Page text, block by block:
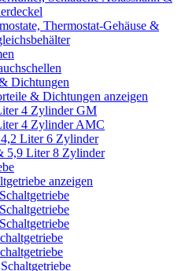
Thermostat-Gehäuse &
Dichtungen
& Dichtungen anzeigen
4 Zylinder GM
4 Zylinder AMC
Liter 6 Zylinder
5,9 Liter 8 Zylinder
anzeigen